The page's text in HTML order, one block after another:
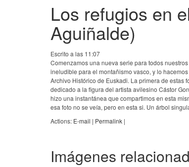
Los refugios en
Aguiñalde)
Escrito a las 11:07
Comenzamos una nueva serie para todos
ineludible para el montañismo vasco, y lo
Archivo Histórico de Euskadi. La primera de estas
dedicado a la figura del artista avilesino Cástor
hizo una instantánea que compartimos en esta
esa foto no se veía, pero en esta si. Un árbol
Actions: E-mail | Permalink |
Imágenes